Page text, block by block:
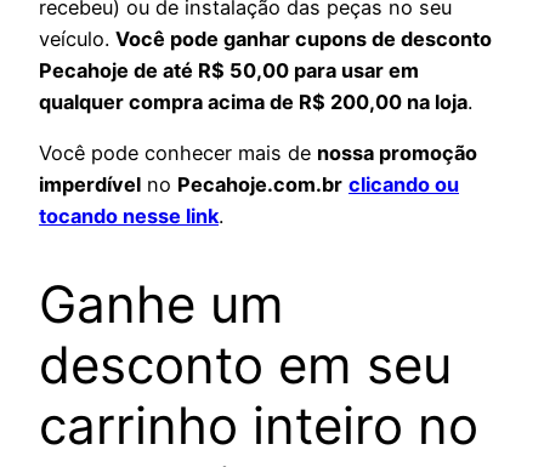
recebeu) ou de instalação das peças no seu
veículo. Você pode ganhar cupons de desconto
Pecahoje de até R$ 50,00 para usar em
qualquer compra acima de R$ 200,00 na loja.
Você pode conhecer mais de nossa promoção
imperdível no Pecahoje.com.br clicando ou
tocando nesse link.
Ganhe um
desconto em seu
carrinho inteiro no